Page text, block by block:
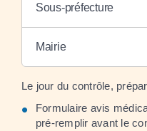
Sous-préfecture
Mairie
Le jour du contrôle,
Formulaire avis
pré-remplir avant le